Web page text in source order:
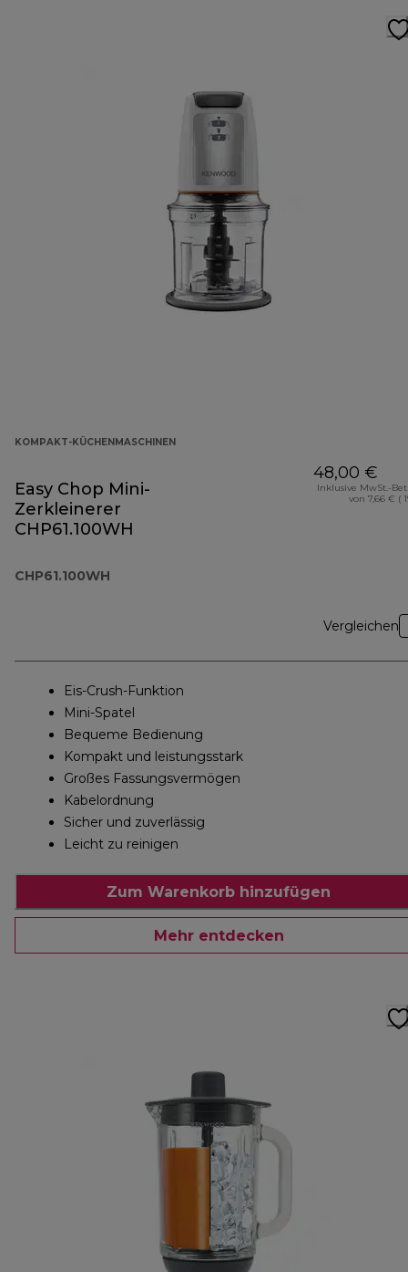
KOMPAKT-KÜCHENMASCHINEN
Easy Chop Mini-
Zerkleinerer
CHP61.100WH
CHP61.100WH
48,00 €
Inklusive MwSt.-
von 7,66 € (
Vergleichen
Eis-Crush-Funktion
Mini-Spatel
Bequeme Bedienung
Kompakt und leistungsstark
Großes Fassungsvermögen
Kabelordnung
Sicher und zuverlässig
Leicht zu reinigen
Zum Warenkorb hinzufügen
Mehr entdecken